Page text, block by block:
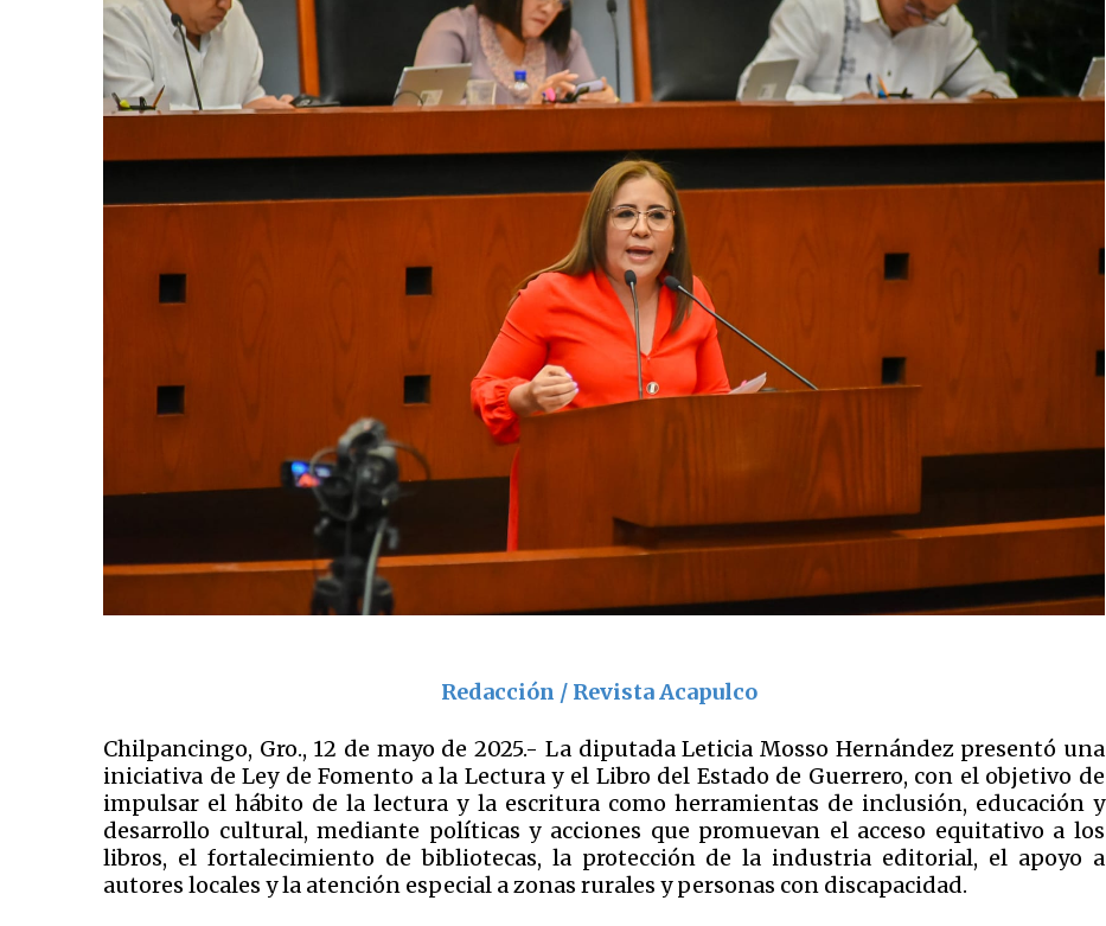
Redacción / Revista Acapulco
Chilpancingo, Gro., 12 de mayo de 2025.- La diputada Leticia Mosso Hernández presentó una
iniciativa de Ley de Fomento a la Lectura y el Libro del Estado de Guerrero, con el objetivo de
impulsar el hábito de la lectura y la escritura como herramientas de inclusión, educación y
desarrollo cultural, mediante políticas y acciones que promuevan el acceso equitativo a los
libros, el fortalecimiento de bibliotecas, la protección de la industria editorial, el apoyo a
autores locales y la atención especial a zonas rurales y personas con discapacidad.